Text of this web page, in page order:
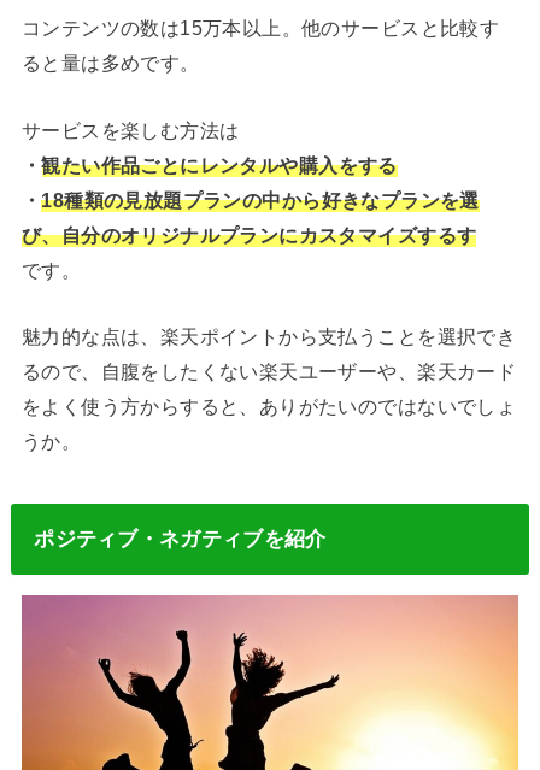
コンテンツの数は15万本以上。他のサービスと比較す
ると量は多めです。
サービスを楽しむ方法は
・観たい作品ごとにレンタルや購入をする
・18種類の見放題プランの中から好きなプランを選
び、自分のオリジナルプランにカスタマイズするす
です。
魅力的な点は、楽天ポイントから支払うことを選択でき
るので、自腹をしたくない楽天ユーザーや、楽天カード
をよく使う方からすると、ありがたいのではないでしょ
うか。
ポジティブ・ネガティブを紹介